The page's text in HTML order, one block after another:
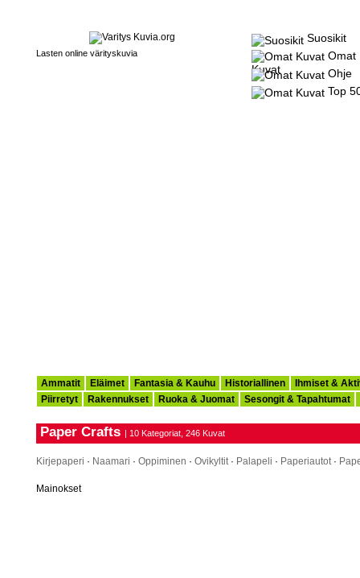
Lasten online värityskuvia
Suosikit
Omat
Kuvat
Ohje
Top
Ammatit Eläimet Fantasia & Kauhu Historiallinen
Ihmiset &
Piirretyt
Rakennukset Ruoka & Juomat Sesongit & Tapahtumat
Paper Crafts | 10 Kategoriat, 246 Kuvat
Kirjepaperi · Naamari · Oppiminen · Ovikyltit· Palapeli · Paperiautot·
Mainokset